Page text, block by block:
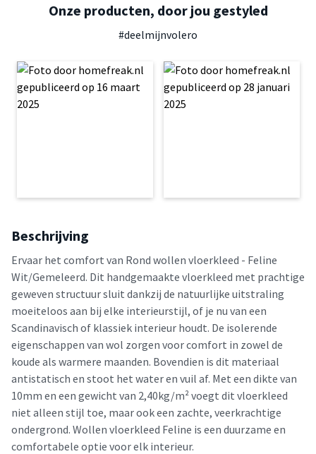
Onze producten, door jou gestyled
#deelmijnvolero
Beschrijving
Ervaar het comfort van Rond wollen vloerkleed - Feline
Wit/Gemeleerd. Dit handgemaakte vloerkleed met prachtige
geweven structuur sluit dankzij de natuurlijke uitstraling
moeiteloos aan bij elke interieurstijl, of je nu van een
Scandinavisch of klassiek interieur houdt. De isolerende
eigenschappen van wol zorgen voor comfort in zowel de
koude als warmere maanden. Bovendien is dit materiaal
antistatisch en stoot het water en vuil af. Met een dikte van
10mm en een gewicht van 2,40kg/m² voegt dit vloerkleed
niet alleen stijl toe, maar ook een zachte, veerkrachtige
ondergrond. Wollen vloerkleed Feline is een duurzame en
comfortabele optie voor elk interieur.